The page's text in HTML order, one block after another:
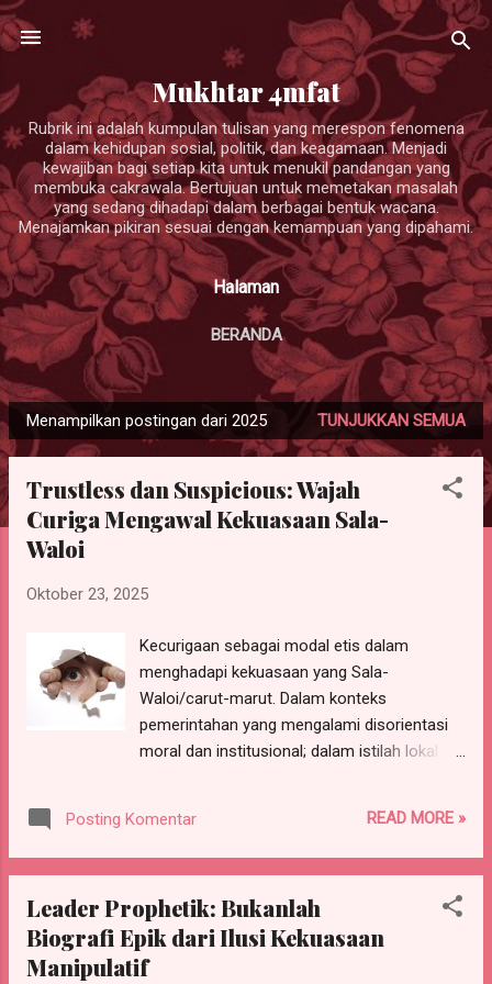
Langsung ke konten utama
Mukhtar 4mfat
Rubrik ini adalah kumpulan tulisan yang merespon fenomena
dalam kehidupan sosial, politik, dan keagamaan. Menjadi
kewajiban bagi setiap kita untuk menukil pandangan yang
membuka cakrawala. Bertujuan untuk memetakan masalah
yang sedang dihadapi dalam berbagai bentuk wacana.
Menajamkan pikiran sesuai dengan kemampuan yang dipahami.
Halaman
BERANDA
P
o
Menampilkan postingan dari 2025 TUNJUKKAN SEMUA
Trustless dan Suspicious: Wajah
Curiga Mengawal Kekuasaan Sala-
Waloi
Oktober 23, 2025
Kecurigaan sebagai modal etis dalam
menghadapi kekuasaan yang Sala-
Waloi/carut-marut. Dalam konteks
pemerintahan yang mengalami disorientasi
moral dan institusional; dalam istilah lokal
trustless ), tetapi juga dituntut
mengembangkan sikap curiga ( suspicious )
publik dikhianati secara sistematis,
ketidakpercayaan menjadi bentuk pertahanan
diri kolektif. Namun, ketidakpercayaan saja
Posting Komentar READ MORE »
Leader Prophetik: Bukanlah
Biografi Epik dari Ilusi Kekuasaan
Manipulatif